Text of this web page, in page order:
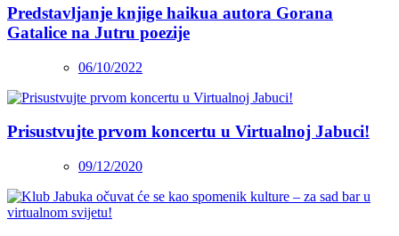
Predstavljanje knjige haikua autora Gorana
Gatalice na Jutru poezije
06/10/2022
Prisustvujte prvom koncertu u Virtualnoj Jabuci!
09/12/2020